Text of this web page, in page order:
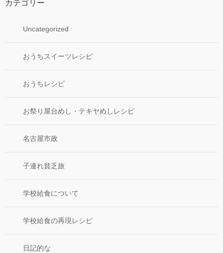
カテゴリー
Uncategorized
おうちスイーツレシピ
おうちレシピ
お祭り屋台めし・テキヤめしレシピ
名古屋市政
子連れ貧乏旅
学校給食について
学校給食の再現レシピ
日記的な